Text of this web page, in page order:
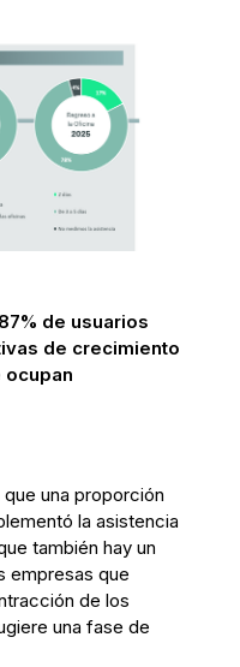
de usuarios
de crecimiento
ocupan
una proporción
la asistencia
también hay un
empresas que
de los
una fase de